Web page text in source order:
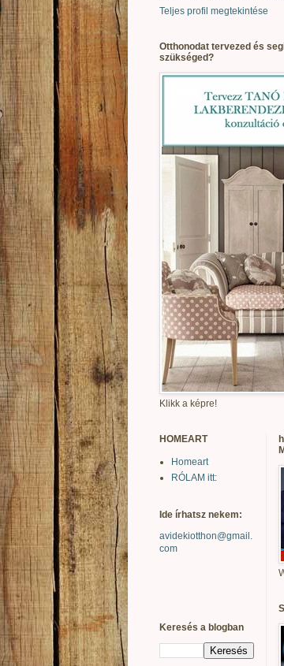
Teljes profil megtekintése
Otthonodat tervezed és
szükséged?
Klikk a képre!
HOMEART
Homeart
RÓLAM itt:
Ide írhatsz nekem:
avidekiotthon@gmail.
com
Keresés a blogban